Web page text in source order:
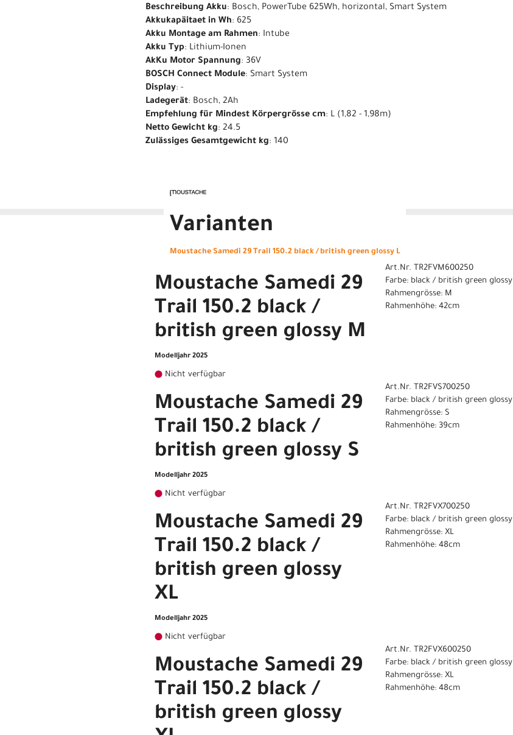
Beschreibung Akku: Bosch, PowerTube 625Wh, horizontal, Smart System
Akkukapäitaet in Wh: 625
Akku Montage am Rahmen: Intube
Akku Typ: Lithium-Ionen
AkKu Motor Spannung: 36V
BOSCH Connect Module: Smart System
Display: -
Ladegerät: Bosch, 2Ah
Empfehlung für Mindest Körpergrösse cm: L (1,82 - 1,98m)
Netto Gewicht kg: 24.5
Zulässiges Gesamtgewicht kg: 140
Varianten
Moustache Samedi 29 Trail 150.2 black / british green glossy L
Moustache Samedi 29
Trail 150.2 black /
british green glossy M
Modelljahr 2025
Nicht verfügbar
Art.Nr. TR2FVM600250
Farbe: black / british green glossy
Rahmengrösse: M
Rahmenhöhe: 42cm
Moustache Samedi 29
Trail 150.2 black /
british green glossy S
Modelljahr 2025
Nicht verfügbar
Art.Nr. TR2FVS700250
Farbe: black / british green glossy
Rahmengrösse: S
Rahmenhöhe: 39cm
Moustache Samedi 29
Trail 150.2 black /
british green glossy
XL
Modelljahr 2025
Nicht verfügbar
Art.Nr. TR2FVX700250
Farbe: black / british green glossy
Rahmengrösse: XL
Rahmenhöhe: 48cm
Moustache Samedi 29
Trail 150.2 black /
british green glossy
Art.Nr. TR2FVX600250
Farbe: black / british green glossy
Rahmengrösse: XL
Rahmenhöhe: 48cm